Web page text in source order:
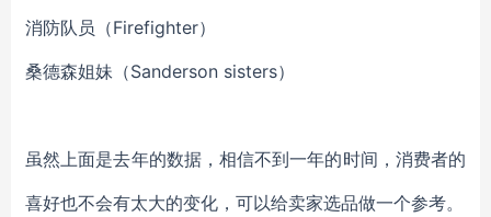
消防队员（Firefighter）
桑德森姐妹（Sanderson sisters）
虽然上面是去年的数据，相信不到一年的时间，消费者的
喜好也不会有太大的变化，可以给卖家选品做一个参考。